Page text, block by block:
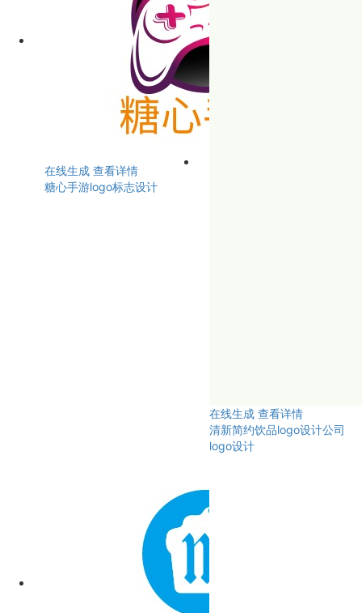
在线生成 查看详情
糖心手游logo标志设计
在线生成 查看详情
清新简约饮品logo设计公司
logo设计